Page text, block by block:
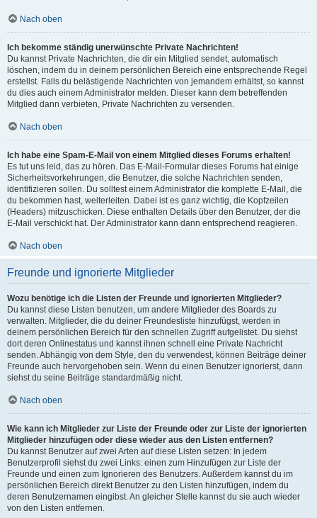
Nach oben
Ich bekomme ständig unerwünschte Private Nachrichten!
Du kannst Private Nachrichten, die dir ein Mitglied sendet, automatisch
löschen, indem du in deinem persönlichen Bereich eine entsprechende Regel
erstellst. Falls du belästigende Nachrichten von jemandem erhältst, so kannst
du dies auch einem Administrator melden. Dieser kann dem betreffenden
Mitglied dann verbieten, Private Nachrichten zu versenden.
Nach oben
Ich habe eine Spam-E-Mail von einem Mitglied dieses Forums erhalten!
Es tut uns leid, das zu hören. Das E-Mail-Formular dieses Forums hat einige
Sicherheitsvorkehrungen, die Benutzer, die solche Nachrichten senden,
identifizieren sollen. Du solltest einem Administrator die komplette E-Mail, die
du bekommen hast, weiterleiten. Dabei ist es ganz wichtig, die Kopfzeilen
(Headers) mitzuschicken. Diese enthalten Details über den Benutzer, der die
E-Mail verschickt hat. Der Administrator kann dann entsprechend reagieren.
Nach oben
Freunde und ignorierte Mitglieder
Wozu benötige ich die Listen der Freunde und ignorierten Mitglieder?
Du kannst diese Listen benutzen, um andere Mitglieder des Boards zu
verwalten. Mitglieder, die du deiner Freundesliste hinzufügst, werden in
deinem persönlichen Bereich für den schnellen Zugriff aufgelistet. Du siehst
dort deren Onlinestatus und kannst ihnen schnell eine Private Nachricht
senden. Abhängig von dem Style, den du verwendest, können Beiträge deiner
Freunde auch hervorgehoben sein. Wenn du einen Benutzer ignorierst, dann
siehst du seine Beiträge standardmäßig nicht.
Nach oben
Wie kann ich Mitglieder zur Liste der Freunde oder zur Liste der ignorierten
Mitglieder hinzufügen oder diese wieder aus den Listen entfernen?
Du kannst Benutzer auf zwei Arten auf diese Listen setzen: In jedem
Benutzerprofil siehst du zwei Links: einen zum Hinzufügen zur Liste der
Freunde und einen zum Ignorieren des Benutzers. Außerdem kannst du im
persönlichen Bereich direkt Benutzer zu den Listen hinzufügen, indem du
deren Benutzernamen eingibst. An gleicher Stelle kannst du sie auch wieder
von den Listen entfernen.